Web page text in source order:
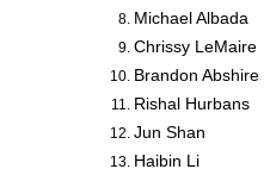
Michael Albada
Chrissy LeMaire
Brandon Abshire
Rishal Hurbans
Jun Shan
Haibin Li